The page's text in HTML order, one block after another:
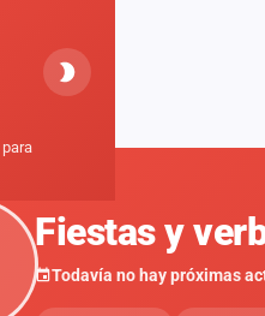
Fiestas y
Todavía no hay próximas
para